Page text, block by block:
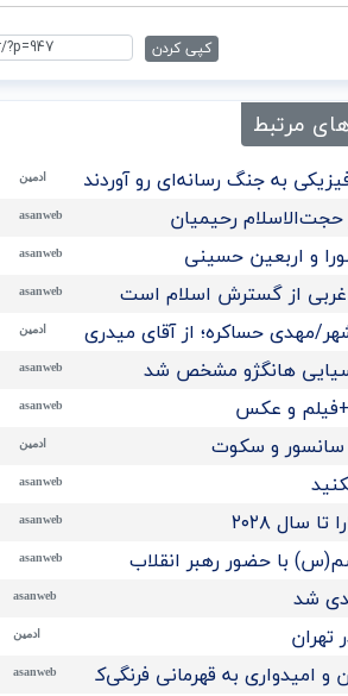
کپی کردن
مرتبط
ادمینبه جنگ رسانه‌ای رو آوردند/
asanweb رحیمیان
asanweb و اربعین حسینی
asanweb غربی از گسترش اسلام است
ادمین مهدی حساکره؛ از آقای میدری تشکر
asanweb آسیایی هانگژو مشخص شد
asanweb و عکس
ادمین سانسور و سکوت
asanweb
asanweb ‌۲۰۲۸
asanweb با حضور رهبر انقلاب
asanweb شد
ادمین
asanweb
امیدواری به قهرمانی فرنگی‌کاران نوجوان